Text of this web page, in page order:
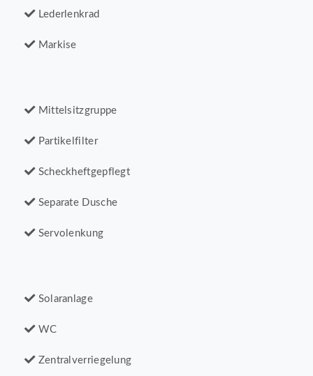
Lederlenkrad
Markise
Mittelsitzgruppe
Partikelfilter
Scheckheftgepflegt
Separate Dusche
Servolenkung
Solaranlage
WC
Zentralverriegelung